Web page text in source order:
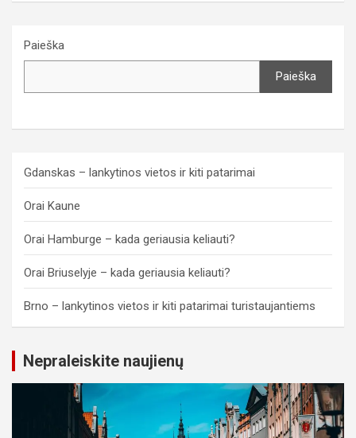
Paieška
Paieška
Gdanskas – lankytinos vietos ir kiti patarimai
Orai Kaune
Orai Hamburge – kada geriausia keliauti?
Orai Briuselyje – kada geriausia keliauti?
Brno – lankytinos vietos ir kiti patarimai turistaujantiems
Nepraleiskite naujienų